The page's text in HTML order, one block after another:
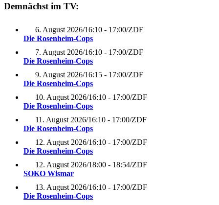
Demnächst im TV:
6. August 2026/16:10 - 17:00/ZDF
Die Rosenheim-Cops
7. August 2026/16:10 - 17:00/ZDF
Die Rosenheim-Cops
9. August 2026/16:15 - 17:00/ZDF
Die Rosenheim-Cops
10. August 2026/16:10 - 17:00/ZDF
Die Rosenheim-Cops
11. August 2026/16:10 - 17:00/ZDF
Die Rosenheim-Cops
12. August 2026/16:10 - 17:00/ZDF
Die Rosenheim-Cops
12. August 2026/18:00 - 18:54/ZDF
SOKO Wismar
13. August 2026/16:10 - 17:00/ZDF
Die Rosenheim-Cops